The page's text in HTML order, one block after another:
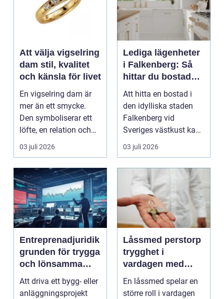
Att välja vigselring
dam stil, kvalitet
och känsla för livet
En vigselring dam är
mer än ett smycke.
Den symboliserar ett
löfte, en relation och
en gemensam fram...
03 juli 2026
Lediga lägenheter
i Falkenberg: Så
hittar du bostaden
för dig
Att hitta en bostad i
den idylliska staden
Falkenberg vid
Sveriges västkust kan
vara både...
03 juli 2026
Entreprenadjuridik
grunden för trygga
och lönsamma
byggprojekt
Att driva ett bygg- eller
anläggningsprojekt
Låssmed perstorp
trygghet i
vardagen med
moderna lås och
säkerhet
En låssmed spelar en
större roll i vardagen